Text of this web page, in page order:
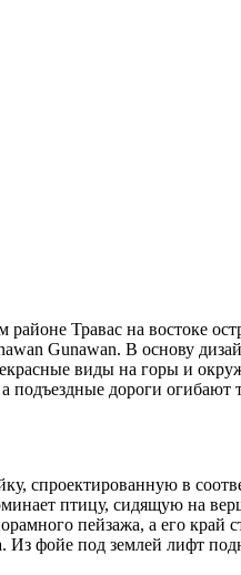
Травас на востоке
Gunawan. В основу
виды на горы и
подъездные дороги
спроектированную в
птицу, сидящую на
пейзажа, а его край
Из фойе под землей лифт